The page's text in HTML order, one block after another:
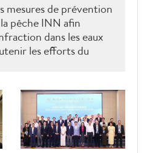
mesures de prévention
pêche INN afin
dans les eaux
les efforts du